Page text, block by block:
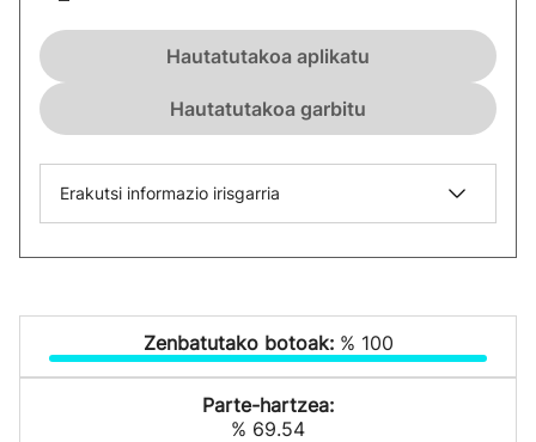
Hautatutakoa aplikatu
Hautatutakoa garbitu
Erakutsi informazio irisgarria
Zenbatutako botoak: % 100
Parte-hartzea:
% 69.54